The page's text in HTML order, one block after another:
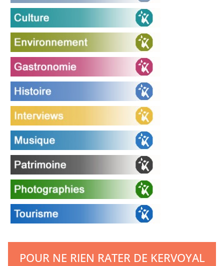
POUR NE RIEN RATER DE KERVOYAL